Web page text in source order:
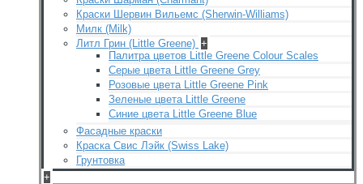
Краски Шервин Вильемс (Sherwin-Williams)
Милк (Milk)
Литл Грин (Little Greene) +
Палитра цветов Little Greene Colour Scales
Серые цвета Little Greene Grey
Розовые цвета Little Greene Pink
Зеленые цвета Little Greene
Синие цвета Little Greene Blue
Фасадные краски
Краска Свис Лэйк (Swiss Lake)
Грунтовка
+